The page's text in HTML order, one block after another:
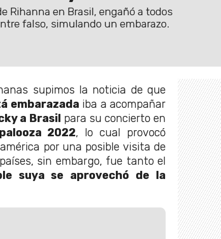
Rihanna en Brasil, engañó a todos
falso, simulando un embarazo.
supimos la noticia de que
embarazada iba a acompañar
a Brasil para su concierto en
2022, lo cual provocó
por una posible visita de
sin embargo, fue tanto el
suya se aprovechó de la